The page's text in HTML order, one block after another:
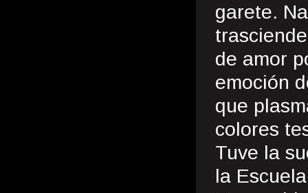
garete.
de amor
emoción
que
colores
Tuve la
la